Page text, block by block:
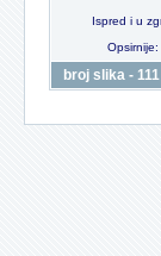
Ispred i u
broj slika -